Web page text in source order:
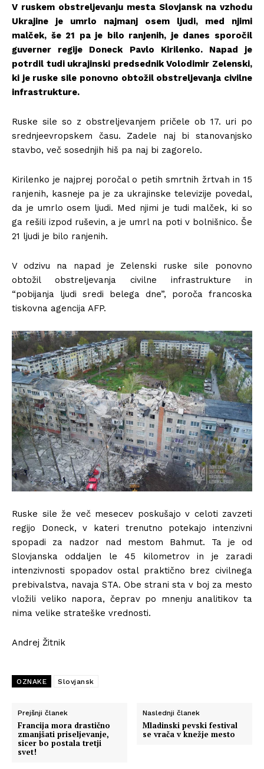
V ruskem obstreljevanju mesta Slovjansk na vzhodu
Ukrajine je umrlo najmanj osem ljudi, med njimi
malček, še 21 pa je bilo ranjenih, je danes sporočil
guverner regije Doneck Pavlo Kirilenko. Napad je
potrdil tudi ukrajinski predsednik Volodimir Zelenski,
ki je ruske sile ponovno obtožil obstreljevanja civilne
infrastrukture.
Ruske sile so z obstreljevanjem pričele ob 17. uri po
srednjeevropskem času. Zadele naj bi stanovanjsko
stavbo, več sosednjih hiš pa naj bi zagorelo.
Kirilenko je najprej poročal o petih smrtnih žrtvah in 15
ranjenih, kasneje pa je za ukrajinske televizije povedal,
da je umrlo osem ljudi. Med njimi je tudi malček, ki so
ga rešili izpod ruševin, a je umrl na poti v bolnišnico. Še
21 ljudi je bilo ranjenih.
V odzivu na napad je Zelenski ruske sile ponovno
obtožil obstreljevanja civilne infrastrukture in
“pobijanja ljudi sredi belega dne”, poroča francoska
tiskovna agencija AFP.
Ruske sile že več mesecev poskušajo v celoti zavzeti
regijo Doneck, v kateri trenutno potekajo intenzivni
spopadi za nadzor nad mestom Bahmut. Ta je od
Slovjanska oddaljen le 45 kilometrov in je zaradi
intenzivnosti spopadov ostal praktično brez civilnega
prebivalstva, navaja STA. Obe strani sta v boj za mesto
vložili veliko napora, čeprav po mnenju analitikov ta
nima velike strateške vrednosti.
Andrej Žitnik
OZNAKE Slovjansk
Prejšnji članek
Francija mora drastično
zmanjšati priseljevanje,
sicer bo postala tretji
svet!
Naslednji članek
Mladinski pevski festival
se vrača v knežje mesto